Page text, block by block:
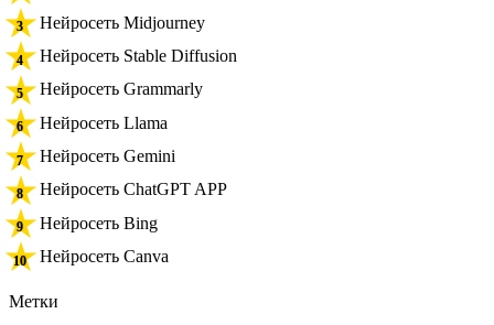
Нейросеть Midjourney
Нейросеть Stable Diffusion
Нейросеть Grammarly
Нейросеть Llama
Нейросеть Gemini
Нейросеть ChatGPT APP
Нейросеть Bing
Нейросеть Canva
Метки